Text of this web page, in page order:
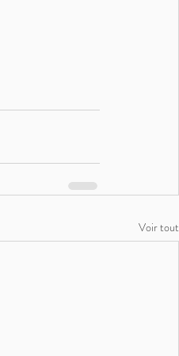
Voir tout